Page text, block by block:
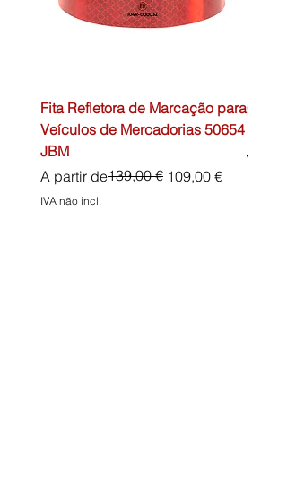
Fita Refletora de Marcação para
Veículos de Mercadorias 50654
JBM
A partir de
Preço normal139,00 € 109,00 €
Preço promocional
IVA não incl.
Preço
45,00 €